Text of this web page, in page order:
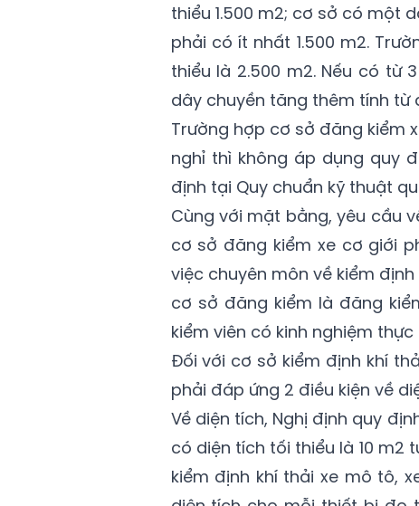
thiểu 1.500 m2; cơ sở có một
phải có ít nhất 1.500 m2.
thiểu là 2.500 m2. Nếu có từ
dây chuyền tăng thêm tính từ
Trường hợp cơ sở đăng kiểm
nghỉ thì không áp dụng quy
định tại Quy chuẩn kỹ thuật
Cùng với mặt bằng, yêu cầu
cơ sở đăng kiểm xe cơ giới
việc chuyên môn về kiểm
cơ sở đăng kiểm là đăng
kiểm viên có kinh nghiệm
Đối với cơ sở kiểm định khí
phải đáp ứng 2 điều kiện về
Về diện tích, Nghị định quy
có diện tích tối thiểu là 10 m2
kiểm định khí thải xe mô tô,